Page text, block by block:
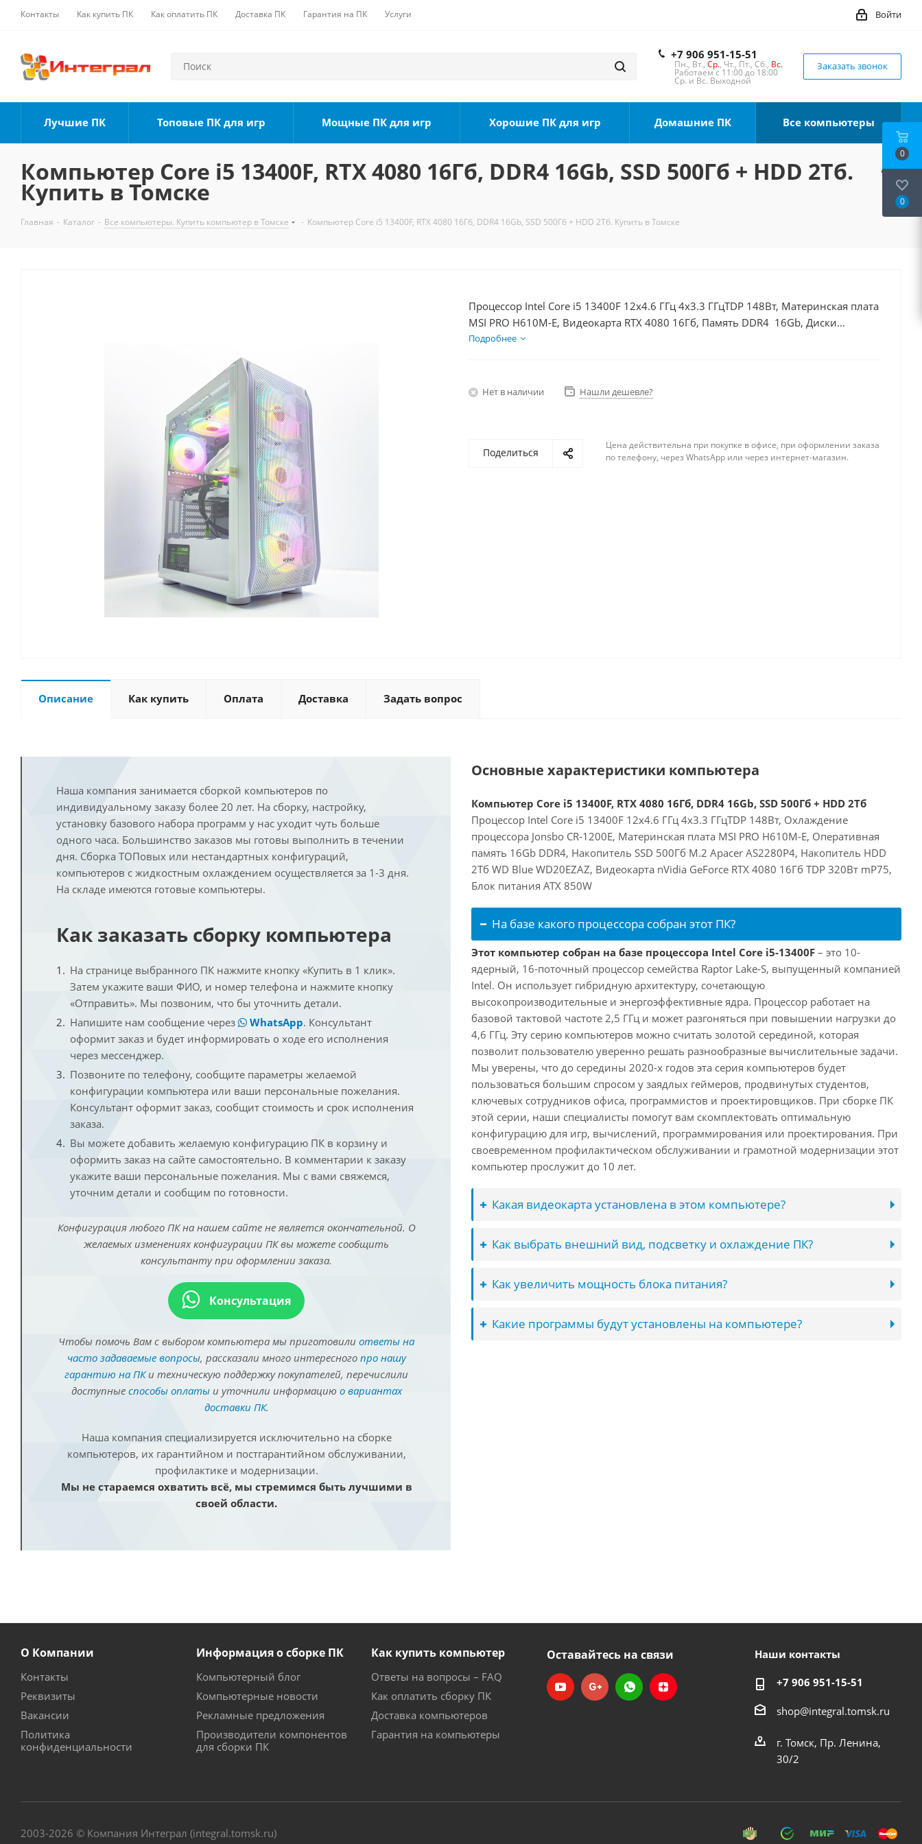
Контакты Как купить ПК Как оплатить ПК Доставка ПК Гарантия на ПК Услуги Войти
+7 906 951-15-51
Пн., Вт., Ср., Чт., Пт., Сб., Вс.
Работаем с 11:00 до 18:00
Ср. и Вс. Выходной
Заказать звонок
Лучшие ПК Топовые ПК для игр Мощные ПК для игр Хорошие ПК для игр Домашние ПК Все компьютеры
Компьютер Core i5 13400F, RTX 4080 16Гб, DDR4 16Gb, SSD 500Гб + HDD 2Тб.
Купить в Томске
Главная - Каталог - Все компьютеры. Купить компьютер в Томске - Компьютер Core i5 13400F, RTX 4080 16Гб, DDR4 16Gb, SSD 500Гб + HDD 2Тб. Купить в Томске
Процессор Intel Core i5 13400F 12x4.6 ГГц 4x3.3 ГГцTDP 148Вт, Материнская плата
MSI PRO H610M-E, Видеокарта RTX 4080 16Гб, Память DDR4 16Gb, Диски
SSD 500Гб + HDD 2Тб, БП 850Вт
Подробнее
Нет в наличии Нашли дешевле?
Поделиться
Цена действительна при покупке в офисе, при оформлении заказа
по телефону, через WhatsApp или через интернет-магазин.
Описание Как купить Оплата Доставка Задать вопрос
Наша компания занимается сборкой компьютеров по
индивидуальному заказу более 20 лет. На сборку, настройку,
установку базового набора программ у нас уходит чуть больше
одного часа. Большинство заказов мы готовы выполнить в течении
дня. Сборка ТОПовых или нестандартных конфигураций,
компьютеров с жидкостным охлаждением осуществляется за 1-3 дня.
На складе имеются готовые компьютеры.
Как заказать сборку компьютера
На странице выбранного ПК нажмите кнопку «Купить в 1 клик».
Затем укажите ваши ФИО, и номер телефона и нажмите кнопку
«Отправить». Мы позвоним, что бы уточнить детали.
Напишите нам сообщение через
WhatsApp. Консультант
оформит заказ и будет информировать о ходе его исполнения
через мессенджер.
Позвоните по телефону, сообщите параметры желаемой
конфигурации компьютера или ваши персональные пожелания.
Консультант оформит заказ, сообщит стоимость и срок исполнения
заказа.
Вы можете добавить желаемую конфигурацию ПК в корзину и
оформить заказ на сайте самостоятельно. В комментарии к заказу
укажите ваши персональные пожелания. Мы с вами свяжемся,
уточним детали и сообщим по готовности.
Конфигурация любого ПК на нашем сайте не является окончательной. О
желаемых изменениях конфигурации ПК вы можете сообщить
консультанту при оформлении заказа.
Консультация
Чтобы помочь Вам с выбором компьютера мы приготовили ответы на
часто задаваемые вопросы, рассказали много интересного про нашу
гарантию на ПКи техническую поддержку покупателей, перечислили
доступные способы оплатыи уточнили информацию о вариантах
доставки ПК.
Наша компания специализируется исключительно на сборке
компьютеров, их гарантийном и постгарантийном обслуживании,
профилактике и модернизации.
Мы не стараемся охватить всё, мы стремимся быть лучшими в
своей области.
Основные характеристики компьютера
Компьютер Core i5 13400F, RTX 4080 16Гб, DDR4 16Gb, SSD 500Гб + HDD 2Тб
Процессор Intel Core i5 13400F 12x4.6 ГГц 4x3.3 ГГцTDP 148Вт, Охлаждение
процессора Jonsbo CR-1200E, Материнская плата MSI PRO H610M-E, Оперативная
память 16Gb DDR4, Накопитель SSD 500Гб M.2 Apacer AS2280P4, Накопитель HDD
2Тб WD Blue WD20EZAZ, Видеокарта nVidia GeForce RTX 4080 16Гб TDP 320Вт mP75,
Блок питания ATX 850W
На базе какого процессора собран этот ПК?
Этот компьютер собран на базе процессора Intel Core i5-13400F – это 10-
ядерный, 16-поточный процессор семейства Raptor Lake-S, выпущенный компанией
Intel. Он использует гибридную архитектуру, сочетающую
высокопроизводительные и энергоэффективные ядра. Процессор работает на
базовой тактовой частоте 2,5 ГГц и может разгоняться при повышении нагрузки до
4,6 ГГц. Эту серию компьютеров можно считать золотой серединой, которая
позволит пользователю уверенно решать разнообразные вычислительные задачи.
Мы уверены, что до середины 2020-х годов эта серия компьютеров будет
пользоваться большим спросом у заядлых геймеров, продвинутых студентов,
ключевых сотрудников офиса, программистов и проектировщиков. При сборке ПК
этой серии, наши специалисты помогут вам скомплектовать оптимальную
конфигурацию для игр, вычислений, программирования или проектирования. При
своевременном профилактическом обслуживании и грамотной модернизации этот
компьютер прослужит до 10 лет.
Какая видеокарта установлена в этом компьютере?
Как выбрать внешний вид, подсветку и охлаждение ПК?
Как увеличить мощность блока питания?
Какие программы будут установлены на компьютере?
О Компании
Контакты
Реквизиты
Вакансии
Политика
конфиденциальности
Информация о сборке ПК
Компьютерный блог
Компьютерные новости
Рекламные предложения
Производители компонентов
для сборки ПК
Как купить компьютер
Ответы на вопросы – FAQ
Как оплатить сборку ПК
Доставка компьютеров
Гарантия на компьютеры
Оставайтесь на связи Наши контакты
+7 906 951-15-51
shop@integral.tomsk.ru
г. Томск, Пр. Ленина,
30/2
2003-2026 © Компания Интеграл (integral.tomsk.ru)
0
0